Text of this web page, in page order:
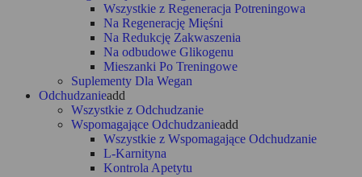
Wszystkie z Regeneracja Potreningowa
Na Regenerację Mięśni
Na Redukcję Zakwaszenia
Na odbudowe Glikogenu
Mieszanki Po Treningowe
Suplementy Dla Wegan
Odchudzanieadd
Wszystkie z Odchudzanie
Wspomagające Odchudzanieadd
Wszystkie z Wspomagające Odchudzanie
L-Karnityna
Kontrola Apetytu